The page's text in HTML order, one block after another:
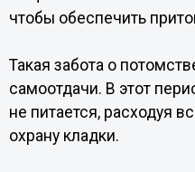
чтобы обеспечить
Такая забота о
самоотдачи. В этот
не питается, расходуя
охрану кладки.